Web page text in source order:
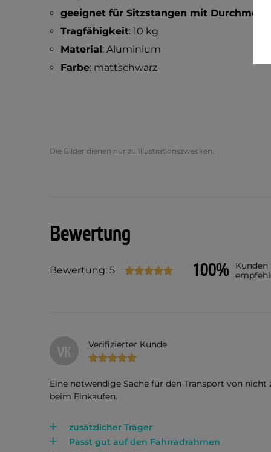
geeignet für Sitzstangen mit
Tragfähigkeit: 10 kg
Material: Aluminium
Farbe: mattschwarz
Die Bilder dienen nur zu Illustrationszwecken.
Bewertung
Bewertung: 5 100%
Kunden
VK Verifizierter Kunde
Eine notwendige Sache für den Transport von
beim Einkaufen.
zusätzlicher Träger
Passt gut auf den Fahrradrahmen